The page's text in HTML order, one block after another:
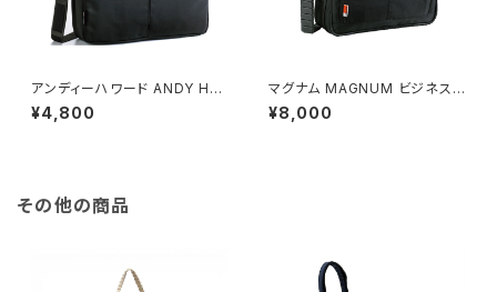
アンディーハワード ANDY HA
WARD ビジカジバッグ メンズ 2
6525 ブラック ブラック
¥4,800
マグナム MAGNUM ビジネスバ
ッグ ブリーフケース メンズ 265
49 ブラック ブラック
¥8,000
その他の商品